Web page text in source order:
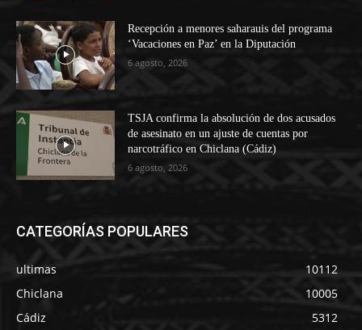
Recepción a menores saharauis del programa
‘Vacaciones en Paz’ en la Diputación
6 agosto, 2026
TSJA confirma la absolución de dos acusados
de asesinato en un ajuste de cuentas por
narcotráfico en Chiclana (Cádiz)
6 agosto, 2026
CATEGORÍAS POPULARES
ultimas
10112
Chiclana
10005
Cádiz
5312